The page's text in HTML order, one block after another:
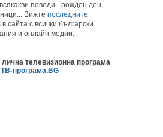
поводи - рожден ден,
Вижте последните
в сайта с всички български
и онлайн медии:
телевизионна програма
ТВ-програма.BG